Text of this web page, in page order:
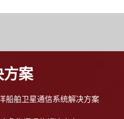
方案
船舶卫星通信系统解决方案